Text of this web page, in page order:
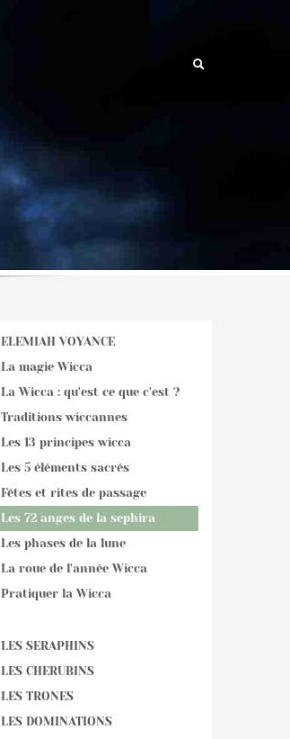
ELEMIAH VOYANCE
La magie Wicca
La Wicca : qu'est ce que c'est ?
Traditions wiccannes
Les 13 principes wicca
Les 5 éléments sacrés
Fêtes et rites de passage
Les 72 anges de la sephira
Les phases de la lune
La roue de l'année Wicca
Pratiquer la Wicca
LES SERAPHINS
LES CHERUBINS
LES TRONES
LES DOMINATIONS